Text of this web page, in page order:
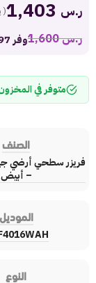
ر.س (
ر.س1,600 وفر 197 ر.س
متوفر في
الصنف
– أبيض
الموديل
النوع